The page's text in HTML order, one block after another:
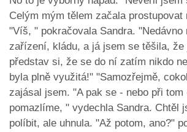
Celým mým tělem začala prostupovat
"Víš, " pokračovala Sandra.
zařízení, kládu, a já jsem se těšila,
představ si, že se do ní zatím nikdo
byla plně využitá!" "Samozřejmě,
zajásal jsem. "A pak se - nebo při tom
pomazlíme, " vydechla Sandra. Chtěl
políbit, ale uhnula. "Až potom, ano?"